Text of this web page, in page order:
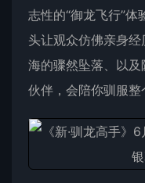
志性的“御龙飞行”
头让观众仿佛亲身
海的骤然坠落、以
伙伴，会陪你驯服整